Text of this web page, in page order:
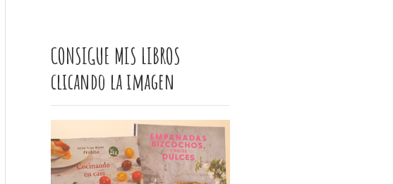
CONSIGUE MIS LIBROS
clicando la imagen